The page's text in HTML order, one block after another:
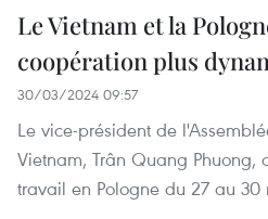
Le Vietnam et la
coopération plus
30/03/2024 09:57
Le vice-président de
Vietnam, Trân Quang Phuong,
travail en Pologne du 27 au 30